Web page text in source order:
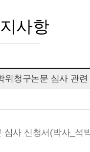
사항
위청구논문 심사 관련
심사 신청서(박사_석